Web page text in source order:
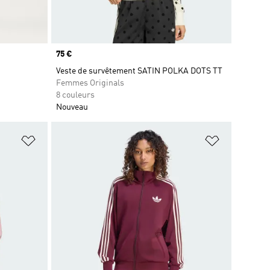
Prix
75 €
Veste de survêtement SATIN POLKA DOTS TT
Femmes Originals
8 couleurs
Nouveau
Ajouter à la Liste de produits favoris